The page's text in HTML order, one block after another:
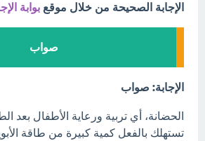
الإجابة الصحيحة من خلال موقع بوابة
صواب
الإجابة: صواب
الحضانة، أي تربية ورعاية الأطفال بعد
تستهلك بالفعل كمية كبيرة من طاقة